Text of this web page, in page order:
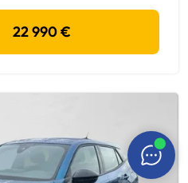
22 990 €